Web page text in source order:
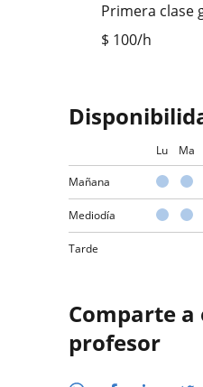
Primera clase
$ 100/h
Lu Ma
Mañana
Mediodía
Tarde
Comparte a
profesor